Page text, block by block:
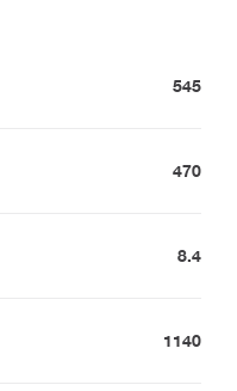
545
470
8.4
1140